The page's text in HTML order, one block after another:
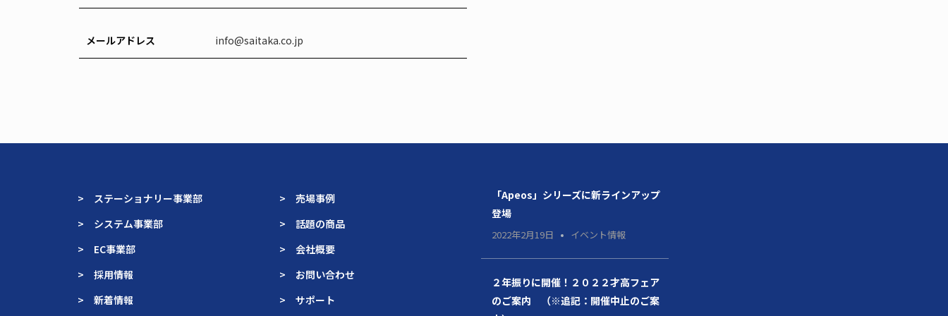
メールアドレス info@saitaka.co.jp
> ステーショナリー事業部
> システム事業部
> EC事業部
> 採用情報
> 新着情報
> 売場事例
> 話題の商品
> 会社概要
> お問い合わせ
> サポート
「Apeos」シリーズに新ラインアップ
登場
2022年2月19日 イベント情報
２年振りに開催！２０２２才高フェア
のご案内 （※追記：開催中止のご案